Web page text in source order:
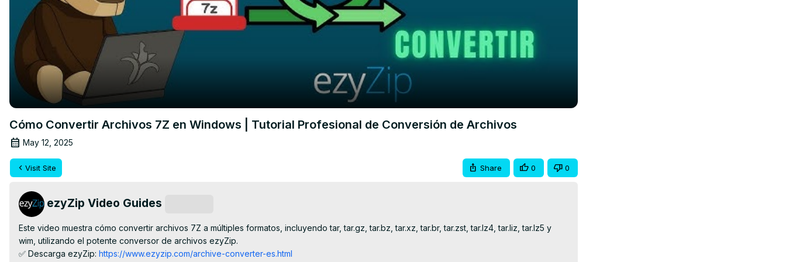
Cómo Convertir Archivos 7Z en Windows | Tutorial Profesional de Conversión de Archivos
May 12, 2025
Visit Site Share 0 0
ezyZip Video Guides
Este video muestra cómo convertir archivos 7Z a múltiples formatos, incluyendo tar, tar.gz, tar.bz, tar.xz, tar.br, tar.zst, tar.lz4, tar.liz, tar.lz5 y
wim, utilizando el potente conversor de archivos ezyZip.
✅ Descarga ezyZip: https://www.ezyzip.com/archive-converter-es.html